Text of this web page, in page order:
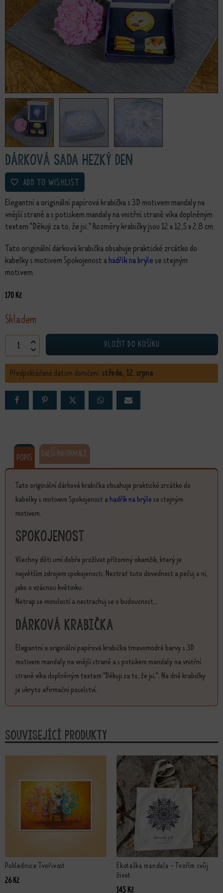
Dárková sada Hezký den
ADD TO WISHLIST
Elegantní a originální papírová krabička s 3D motivem mandaly na
vnější straně a s potiskem mandaly na vnitřní straně víka doplněným
textem "Děkuji za to, že jsi." Rozměry krabičky jsou 12 x 12,5 x 2,8 cm.
Tato originální dárková krabička obsahuje praktické zrcátko do
kabelky s motivem Spokojenost ahadřík na brýle se stejným
motivem.
170 Kč
Skladem
Dárková sada Hezký den množstvíVLOŽIT DO KOŠÍKU
Předpokládané datum doručení:středa, 12. srpna
POPIS DALŠÍ INFORMACE
Tato originální dárková krabička obsahuje praktické zrcátko do
kabelky s motivem Spokojenost ahadřík na brýlese stejným
motivem.
Spokojenost
Všechny děti umí dobře prožívat přítomný okamžik, který je
největším zdrojem spokojenosti. Neztrať tuto dovednost a pečuj o ni,
jako o vzácnou květinku.
Netrap se minulostí a nestrachuj se o budoucnost…
Dárková krabička
Elegantní a originální papírová krabička tmavomodré barvy s 3D
motivem mandaly na vnější straně a s potiskem mandaly na vnitřní
straně víka doplněným textem "Děkuji za to, že jsi.". Na dně krabičky
je ukryto afirmační poselství.
Související produkty
Pohlednice Tvořivost
26Kč
Ekotaška mandala - Tvořím svůj
život
145 Kč